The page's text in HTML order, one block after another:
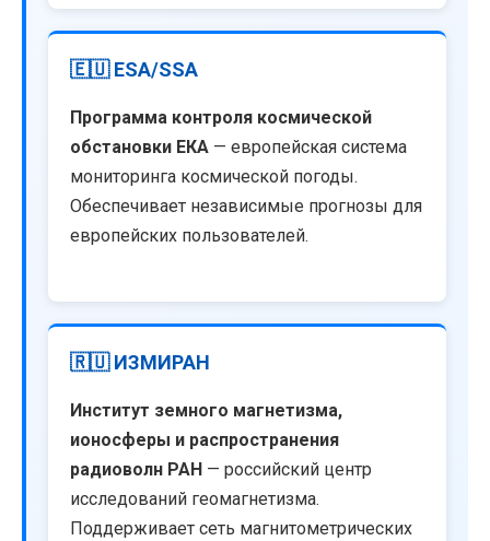
🇪🇺 ESA/SSA
Программа контроля космической
обстановки ЕКА — европейская система
мониторинга космической погоды.
Обеспечивает независимые прогнозы для
европейских пользователей.
🇷🇺 ИЗМИРАН
Институт земного магнетизма,
ионосферы и распространения
радиоволн РАН — российский центр
исследований геомагнетизма.
Поддерживает сеть магнитометрических